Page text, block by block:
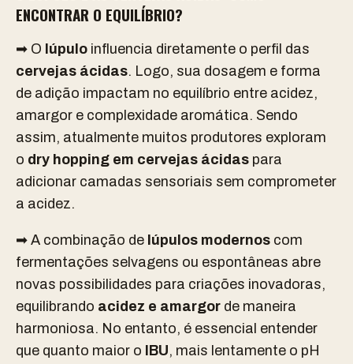
ENCONTRAR O EQUILÍBRIO?
➡ O lúpulo influencia diretamente o perfil das
cervejas ácidas. Logo, sua dosagem e forma
de adição impactam no equilíbrio entre acidez,
amargor e complexidade aromática. Sendo
assim, atualmente muitos produtores exploram
o dry hopping em cervejas ácidas para
adicionar camadas sensoriais sem comprometer
a acidez.
➡ A combinação de lúpulos modernos com
fermentações selvagens ou espontâneas abre
novas possibilidades para criações inovadoras,
equilibrando acidez e amargor de maneira
harmoniosa. No entanto, é essencial entender
que quanto maior o
IBU, mais lentamente o pH